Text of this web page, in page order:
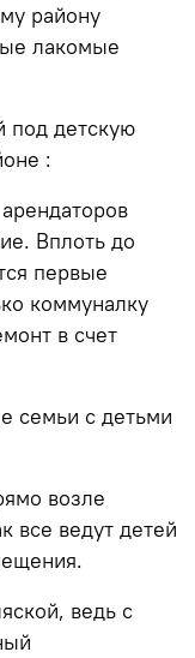
району
лакомые
под детскую
:
Вплоть до
первые
коммуналку
в счет
семьи с детьми
возле
все ведут детей
ведь с